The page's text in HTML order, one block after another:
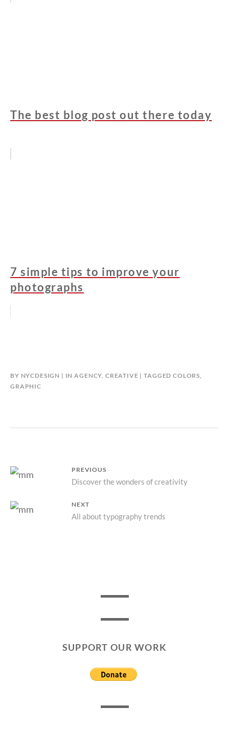
The best blog post out there today
7 simple tips to improve your
photographs
BY NYCDESIGN INAGENCY, CREATIVE TAGGEDCOLORS,
GRAPHIC
Post
navigation
PREVIOUS
post:
Discover the wonders of creativity
NEXT
All about typography trends
SUPPORT OUR WORK